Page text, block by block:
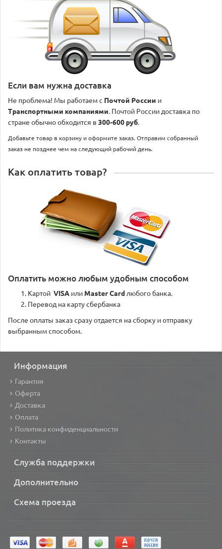
Если вам нужна доставка
Не проблема! Мы работаем с Почтой России и
Транспортными компаниями. Почтой России доставка по
стране обычно обходится в 300-600 руб.
Добавьте товар в корзину и оформите заказ. Отправим собранный
заказ не позднее чем на следующий рабочий день.
Как оплатить товар?
Оплатить можно любым удобным способом
Картой VISA или Master Card любого банка.
Перевод на карту сбербанка
После оплаты заказ сразу отдается на сборку и отправку
выбранным способом.
Информация
Гарантия
Оферта
Доставка
Оплата
Политика конфиденциальности
Контакты
Служба поддержки
Дополнительно
Схема проезда